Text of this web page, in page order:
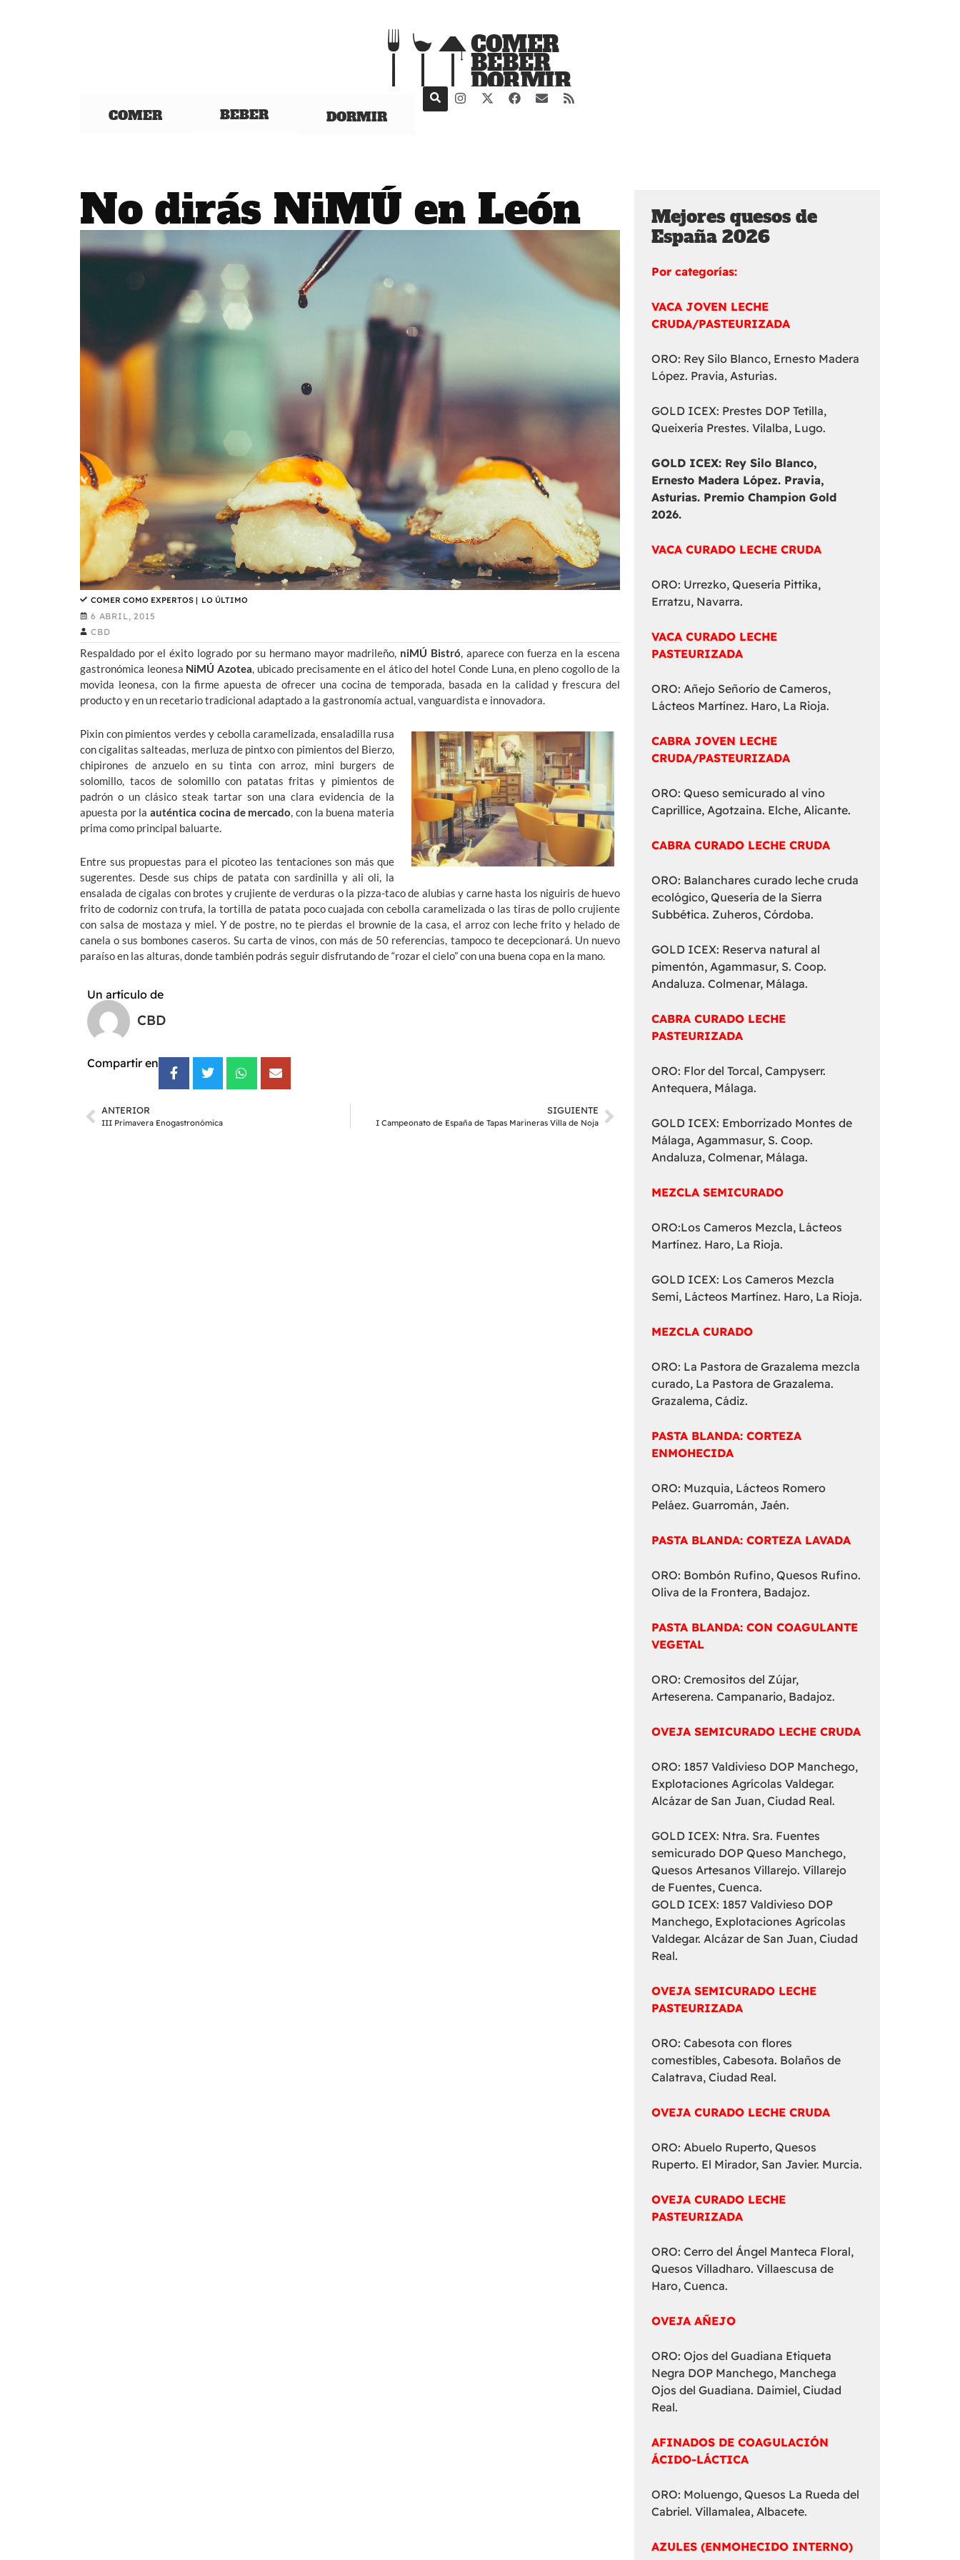
COMER BEBER DORMIR
No dirás NiMÚ en León
COMER COMO EXPERTOS | LO ÚLTIMO
6 ABRIL, 2015
CBD
Respaldado por el éxito logrado por su hermano mayor madrileño, niMÚ Bistró, aparece con fuerza en la escena
gastronómica leonesa NiMÚ Azotea, ubicado precisamente en el ático del hotel Conde Luna, en pleno cogollo de la
movida leonesa, con la firme apuesta de ofrecer una cocina de temporada, basada en la calidad y frescura del
producto y en un recetario tradicional adaptado a la gastronomía actual, vanguardista e innovadora.
Pixin con pimientos verdes y cebolla caramelizada, ensaladilla rusa
con cigalitas salteadas, merluza de pintxo con pimientos del Bierzo,
chipirones de anzuelo en su tinta con arroz, mini burgers de
solomillo, tacos de solomillo con patatas fritas y pimientos de
padrón o un clásico steak tartar son una clara evidencia de la
apuesta por la auténtica cocina de mercado, con la buena materia
prima como principal baluarte.
Entre sus propuestas para el picoteo las tentaciones son más que
sugerentes. Desde sus chips de patata con sardinilla y ali oli, la
ensalada de cigalas con brotes y crujiente de verduras o la pizza-taco de alubias y carne hasta los niguiris de huevo
frito de codorniz con trufa, la tortilla de patata poco cuajada con cebolla caramelizada o las tiras de pollo crujiente
con salsa de mostaza y miel. Y de postre, no te pierdas el brownie de la casa, el arroz con leche frito y helado de
canela o sus bombones caseros. Su carta de vinos, con más de 50 referencias, tampoco te decepcionará. Un nuevo
paraíso en las alturas, donde también podrás seguir disfrutando de “rozar el cielo” con una buena copa en la mano.
Un artículo de
CBD
Compartir en
ANTERIOR
III Primavera Enogastronómica
SIGUIENTE
I Campeonato de España de Tapas Marineras Villa de Noja
Mejores quesos de
España 2026
Por categorías:
VACA JOVEN LECHE
CRUDA/PASTEURIZADA
ORO: Rey Silo Blanco, Ernesto Madera
López. Pravia, Asturias.
GOLD ICEX: Prestes DOP Tetilla,
Queixería Prestes. Vilalba, Lugo.
GOLD ICEX: Rey Silo Blanco,
Ernesto Madera López. Pravia,
Asturias. Premio Champion Gold
2026.
VACA CURADO LECHE CRUDA
ORO: Urrezko, Quesería Pittika,
Erratzu, Navarra.
VACA CURADO LECHE
PASTEURIZADA
ORO: Añejo Señorío de Cameros,
Lácteos Martínez. Haro, La Rioja.
CABRA JOVEN LECHE
CRUDA/PASTEURIZADA
ORO: Queso semicurado al vino
Caprillice, Agotzaina. Elche, Alicante.
CABRA CURADO LECHE CRUDA
ORO: Balanchares curado leche cruda
ecológico, Quesería de la Sierra
Subbética. Zuheros, Córdoba.
GOLD ICEX: Reserva natural al
pimentón, Agammasur, S. Coop.
Andaluza. Colmenar, Málaga.
CABRA CURADO LECHE
PASTEURIZADA
ORO: Flor del Torcal, Campyserr.
Antequera, Málaga.
GOLD ICEX: Emborrizado Montes de
Málaga, Agammasur, S. Coop.
Andaluza, Colmenar, Málaga.
MEZCLA SEMICURADO
ORO:Los Cameros Mezcla, Lácteos
Martínez. Haro, La Rioja.
GOLD ICEX: Los Cameros Mezcla
Semi, Lácteos Martínez. Haro, La Rioja.
MEZCLA CURADO
ORO: La Pastora de Grazalema mezcla
curado, La Pastora de Grazalema.
Grazalema, Cádiz.
PASTA BLANDA: CORTEZA
ENMOHECIDA
ORO: Muzquia, Lácteos Romero
Peláez. Guarromán, Jaén.
PASTA BLANDA: CORTEZA LAVADA
ORO: Bombón Rufino, Quesos Rufino.
Oliva de la Frontera, Badajoz.
PASTA BLANDA: CON COAGULANTE
VEGETAL
ORO: Cremositos del Zújar,
Arteserena. Campanario, Badajoz.
OVEJA SEMICURADO LECHE CRUDA
ORO: 1857 Valdivieso DOP Manchego,
Explotaciones Agrícolas Valdegar.
Alcázar de San Juan, Ciudad Real.
GOLD ICEX: Ntra. Sra. Fuentes
semicurado DOP Queso Manchego,
Quesos Artesanos Villarejo. Villarejo
de Fuentes, Cuenca.
GOLD ICEX: 1857 Valdivieso DOP
Manchego, Explotaciones Agrícolas
Valdegar. Alcázar de San Juan, Ciudad
Real.
OVEJA SEMICURADO LECHE
PASTEURIZADA
ORO: Cabesota con flores
comestibles, Cabesota. Bolaños de
Calatrava, Ciudad Real.
OVEJA CURADO LECHE CRUDA
ORO: Abuelo Ruperto, Quesos
Ruperto. El Mirador, San Javier. Murcia.
OVEJA CURADO LECHE
PASTEURIZADA
ORO: Cerro del Ángel Manteca Floral,
Quesos Villadharo. Villaescusa de
Haro, Cuenca.
OVEJA AÑEJO
ORO: Ojos del Guadiana Etiqueta
Negra DOP Manchego, Manchega
Ojos del Guadiana. Daimiel, Ciudad
Real.
AFINADOS DE COAGULACIÓN
ÁCIDO-LÁCTICA
ORO: Moluengo, Quesos La Rueda del
Cabriel. Villamalea, Albacete.
AZULES (ENMOHECIDO INTERNO)